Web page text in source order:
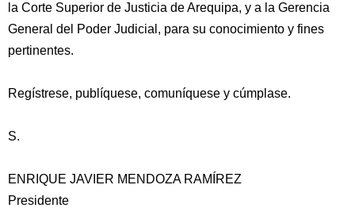
la Corte Superior de Justicia de Arequipa, y a la Gerencia
General del Poder Judicial, para su conocimiento y fines
pertinentes.
Regístrese, publíquese, comuníquese y cúmplase.
S.
ENRIQUE JAVIER MENDOZA RAMÍREZ
Presidente